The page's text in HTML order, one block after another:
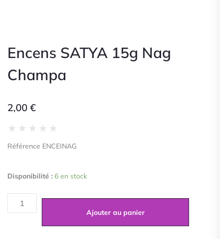
Encens SATYA 15g Nag
Champa
2,00 €
★ ★ ★ ★ ★
sur
Référence ENCEINAG
Disponibilité : 6 en stock
de
Ajouter au panier